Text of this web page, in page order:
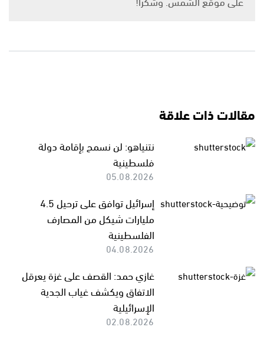
مقالات ذات علاقة
نتنياهو: لن نسمح بإقامة دولة
فلسطينية
05.08.2026
إسرائيل توافق على ترحيل 4.5
مليارات شيكل من المصارف
الفلسطينية
04.08.2026
غازي حمد: القصف على غزة يعرقل
الاتفاق ويكشف غياب الجدية
الإسرائيلية
02.08.2026